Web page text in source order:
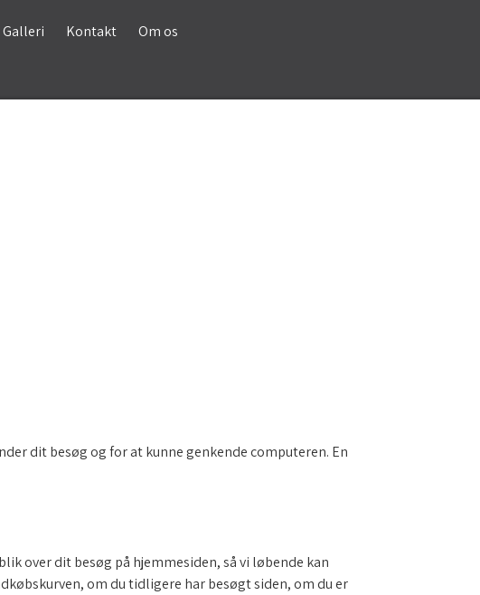
Galleri Kontakt
Om os
dit besøg og for at kunne genkende computeren. En
over dit besøg på hjemmesiden, så vi løbende kan
om du tidligere har besøgt siden, om du er